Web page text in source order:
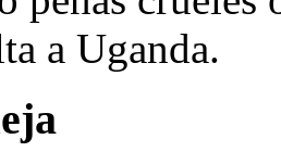
a Uganda.